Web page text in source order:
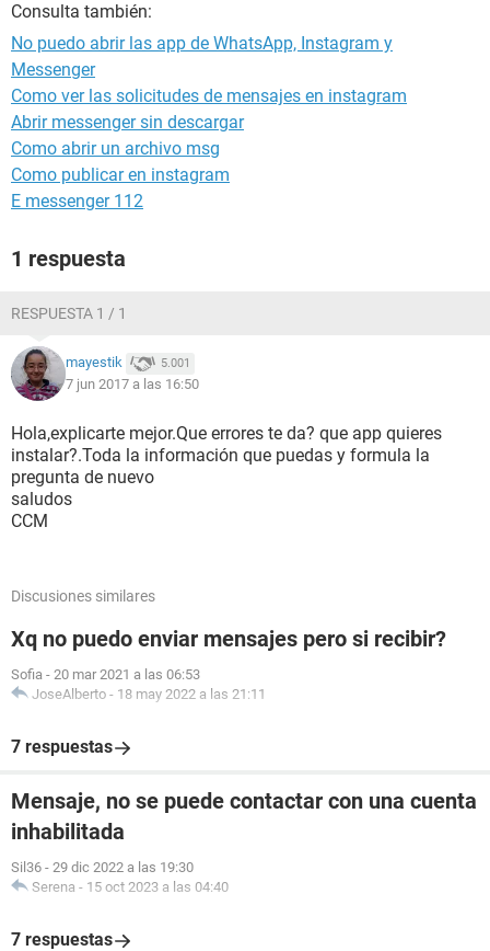
Consulta también:
No puedo abrir las app de WhatsApp, Instagram y
Messenger
Como ver las solicitudes de mensajes en instagram
Abrir messenger sin descargar
Como abrir un archivo msg
Como publicar en instagram
E messenger 112
1 respuesta
RESPUESTA 1 / 1
mayestik 5.001
7 jun 2017 a las 16:50
Hola,explicarte mejor.Que errores te da? que app quieres
instalar?.Toda la información que puedas y formula la
pregunta de nuevo
saludos
CCM
Discusiones similares
Xq no puedo enviar mensajes pero si recibir?
Sofia - 20 mar 2021 a las 06:53
JoseAlberto - 18 may 2022 a las 21:11
7 respuestas
Mensaje, no se puede contactar con una cuenta
inhabilitada
Sil36 - 29 dic 2022 a las 19:30
Serena - 15 oct 2023 a las 04:40
7 respuestas